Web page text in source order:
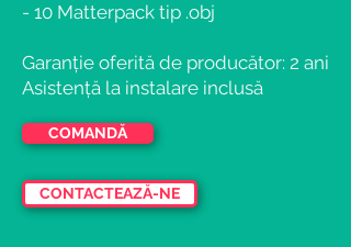
- 10 Matterpack tip .obj
Garanție oferită de producător: 2 ani
Asistență la instalare inclusă
COMANDĂ
CONTACTEAZĂ-NE